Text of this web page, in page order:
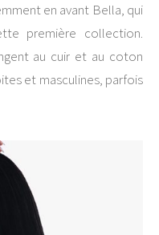
en avant Bella, qui
première collection.
au cuir et au coton
et masculines, parfois